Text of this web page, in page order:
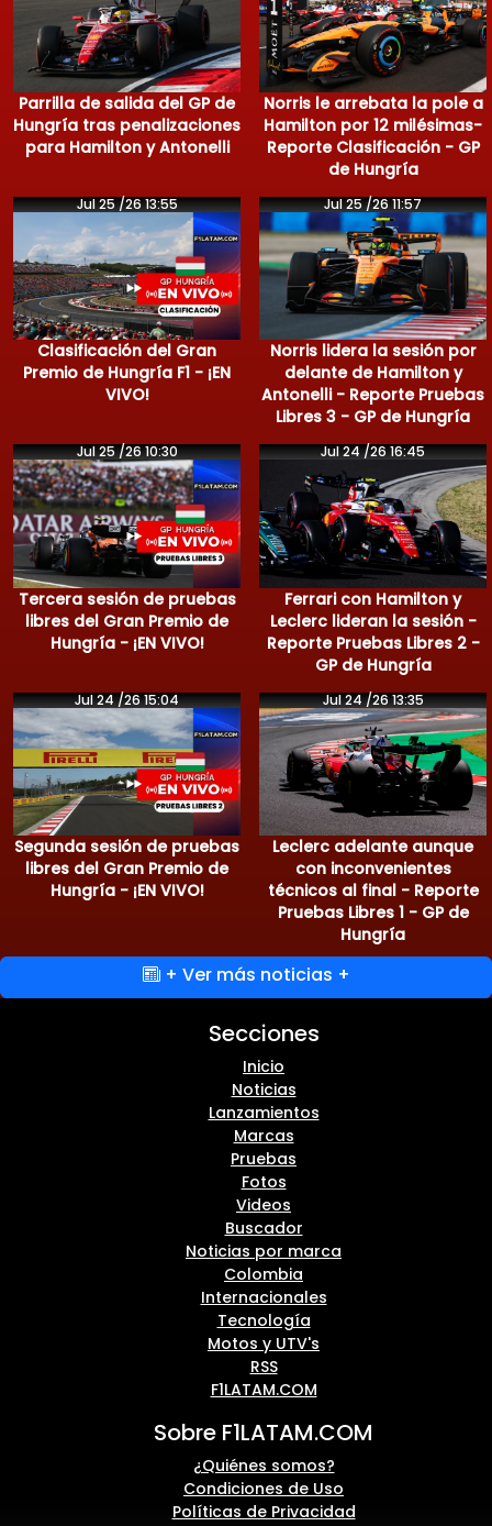
Parrilla de salida del GP de
Hungría tras penalizaciones
para Hamilton y Antonelli
Norris le arrebata la pole a
Hamilton por 12 milésimas-
Reporte Clasificación - GP
de Hungría
Jul 25 /26 13:55
Clasificación del Gran
Premio de Hungría F1 - ¡EN
VIVO!
Jul 25 /26 11:57
Norris lidera la sesión por
delante de Hamilton y
Antonelli - Reporte Pruebas
Libres 3 - GP de Hungría
Jul 25 /26 10:30
Tercera sesión de pruebas
libres del Gran Premio de
Hungría - ¡EN VIVO!
Jul 24 /26 16:45
Ferrari con Hamilton y
Leclerc lideran la sesión -
Reporte Pruebas Libres 2 -
GP de Hungría
Jul 24 /26 15:04
Segunda sesión de pruebas
libres del Gran Premio de
Hungría - ¡EN VIVO!
Jul 24 /26 13:35
Leclerc adelante aunque
con inconvenientes
técnicos al final - Reporte
Pruebas Libres 1 - GP de
Hungría
+ Ver más noticias +
Secciones
Inicio
Noticias
Lanzamientos
Marcas
Pruebas
Fotos
Videos
Buscador
Noticias por marca
Colombia
Internacionales
Tecnología
Motos y UTV's
RSS
F1LATAM.COM
Sobre F1LATAM.COM
¿Quiénes somos?
Condiciones de Uso
Políticas de Privacidad